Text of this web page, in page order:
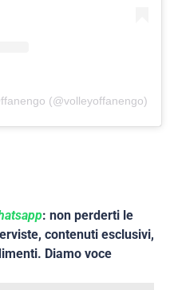
(@volleyoffanengo)
: non perderti le
contenuti esclusivi,
Diamo voce